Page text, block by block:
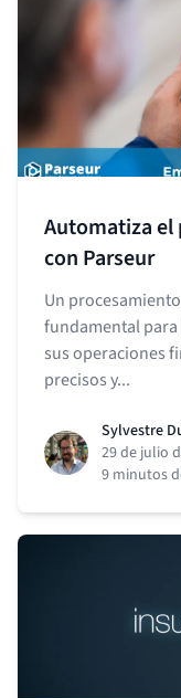
Automatiza el
con Parseur
Un
fundamental
sus operaciones
precisos y...
Sylvestre
29 de julio
9 minutos